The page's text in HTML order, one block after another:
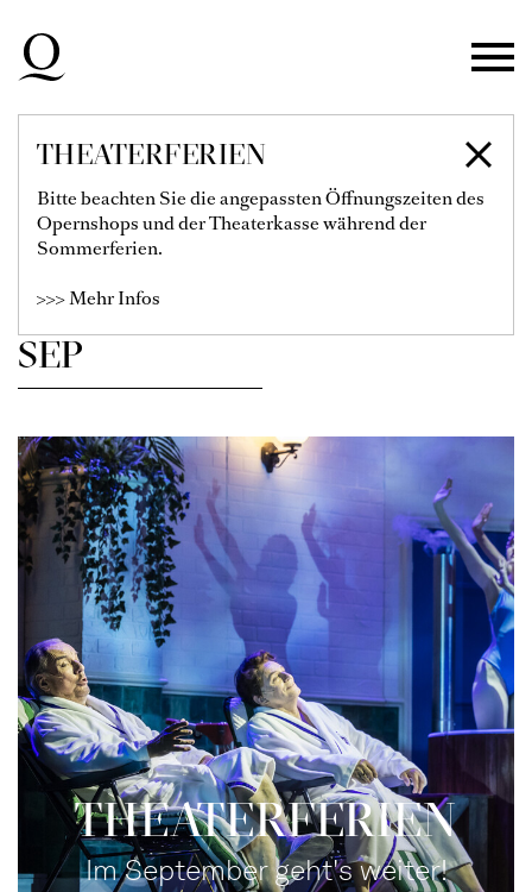
Zur Hauptnavigation springen
Zum Hauptinhalt springen
Zum Footer springen
THEATERFERIEN
Bitte beachten Sie die angepassten Öffnungszeiten des
Opernshops und der Theaterkasse während der
Sommerferien.
>>> Mehr Infos
SPIELPLAN
SEP
THEATERFERIEN
Im September geht's weiter!